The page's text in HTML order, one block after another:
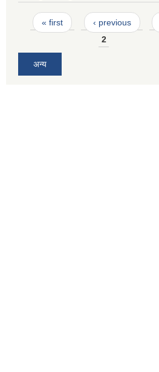
Pages
« first ‹ previous
2
अन्य